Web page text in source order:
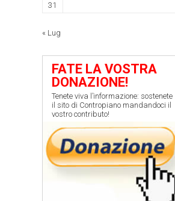
31
« Lug
FATE LA VOSTRA
DONAZIONE!
Tenete viva l’informazione: sostenete
il sito di Contropiano mandandoci il
vostro contributo!